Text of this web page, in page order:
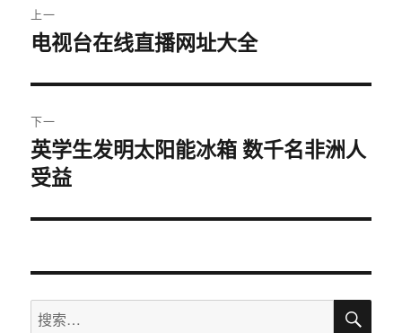
章
航
上一
上
文
章：
电视台在线直播网址大全
下一
下
篇
章：
英学生发明太阳能冰箱 数千名非洲人
受益
搜
搜